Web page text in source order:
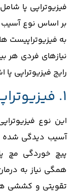
فیزیوتراپی پا
بر اساس نوع آسیب
به فیزیوتراپیست‌
نیازهای فردی هر
رایج فیزیوتراپی
1. فیزیوتراپی ورزشی پا
این نوع
آسیب ‌دیدگی ‌شده
پیچ‌ خوردگی مچ
همگی نیاز به
تقویتی و کششی